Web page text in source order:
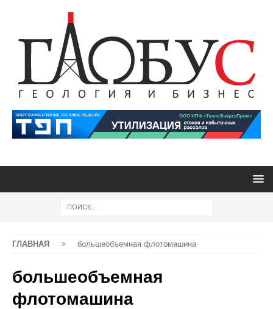
ГЛАВНАЯ > большеобъемная флотомашина
большеобъемная
флотомашина